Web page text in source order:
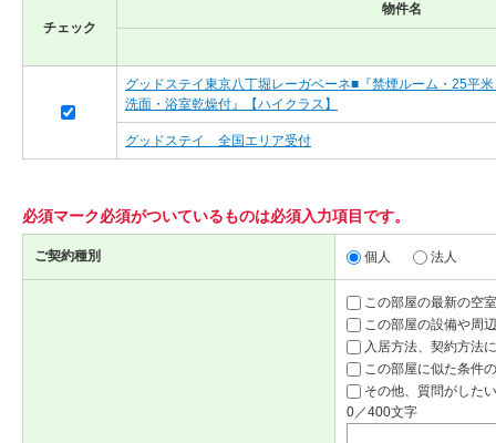
チェック
物件名
グッドステイ東京八丁堀レーガベーネ■『禁煙ルーム・25平
洗面・浴室乾燥付』【ハイクラス】
グッドステイ 全国エリア受付
必須マーク必須がついているものは必須入力項目です。
ご契約種別 個人 法人
この部屋の最新の空
この部屋の設備や周
入居方法、契約方法
この部屋に似た条件
その他、質問がした
0／400文字